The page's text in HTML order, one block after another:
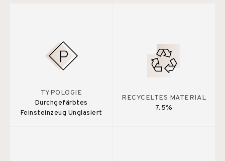
TYPOLOGIE
Durchgefärbtes
Feinsteinzeug Unglasiert
RECYCELTES MATERIAL
7.5%